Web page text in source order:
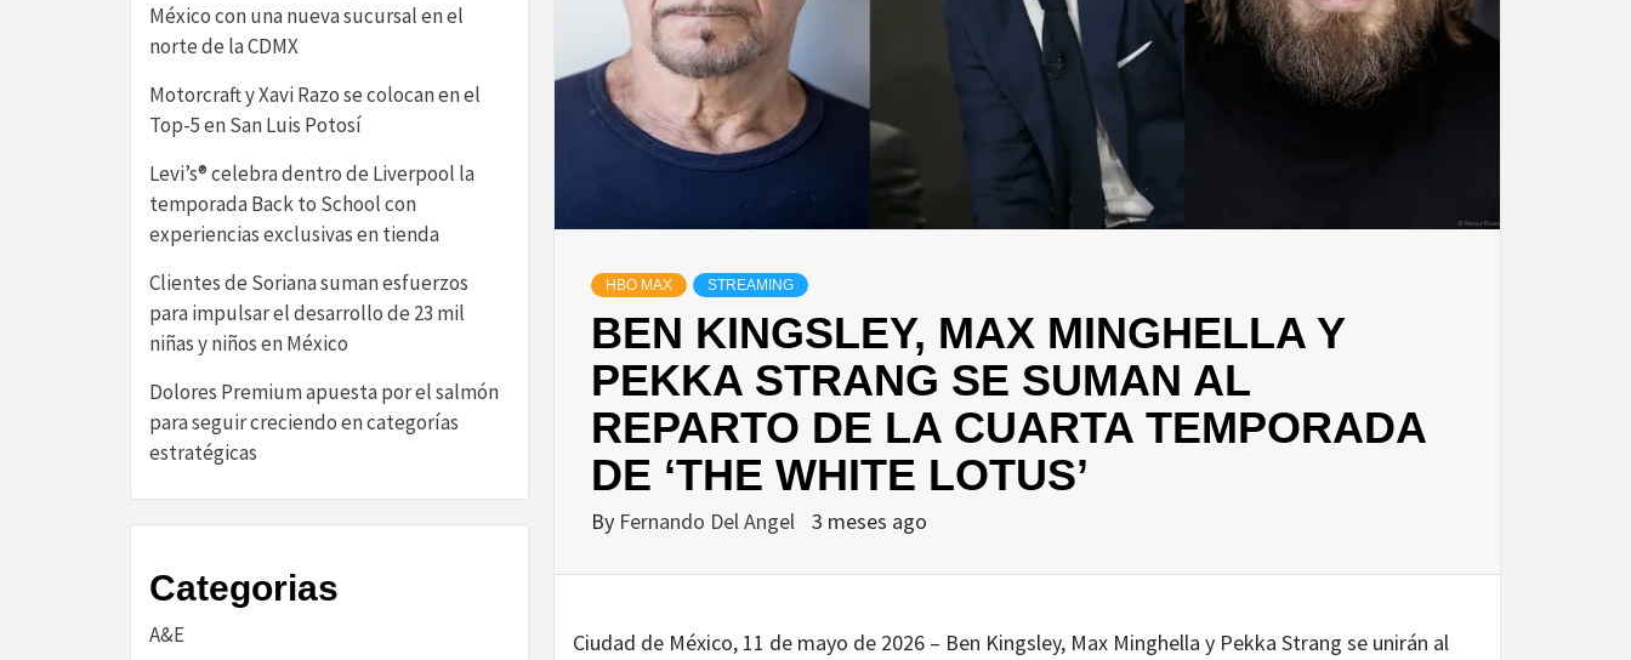
HBO MAX STREAMING
BEN KINGSLEY, MAX MINGHELLA Y
PEKKA STRANG SE SUMAN AL
REPARTO DE LA CUARTA TEMPORADA
DE ‘THE WHITE LOTUS’
By Fernando Del Angel 3 meses ago
Ciudad de México, 11 de mayo de 2026 – Ben Kingsley, Max Minghella y Pekka Strang se unirán al
México con una nueva sucursal en el
norte de la CDMX
Motorcraft y Xavi Razo se colocan en el
Top-5 en San Luis Potosí
Levi’s® celebra dentro de Liverpool la
temporada Back to School con
experiencias exclusivas en tienda
Clientes de Soriana suman esfuerzos
para impulsar el desarrollo de 23 mil
niñas y niños en México
Dolores Premium apuesta por el salmón
para seguir creciendo en categorías
estratégicas
Categorias
A&E